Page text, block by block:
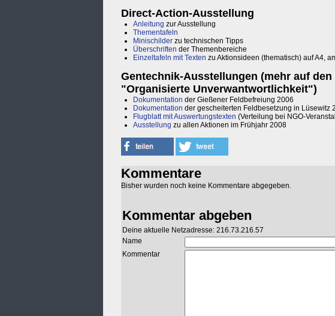
Direct-Action-Ausstellung
Anleitung zur Ausstellung
Thementafeln
Minischilder zu technischen Tipps
Überschriften der Themenbereiche
Einzeltafeln mit Texten zu Aktionsideen (thematisch) auf A4,
Gentechnik-Ausstellungen (mehr auf
"Organisierte Unverwantwortlichkeit")
Dokumentation der Gießener Feldbefreiung 2006
Dokumentation der gescheiterten Feldbesetzung in Lüsewitz
Flugblatt mit Auswertungstexten (Verteilung bei NGO-
Ausstellung zu allen Aktionen im Frühjahr 2008
Kommentare
Bisher wurden noch keine Kommentare abgegeben.
Kommentar abgeben
Deine aktuelle Netzadresse: 216.73.216.57
Name
Kommentar